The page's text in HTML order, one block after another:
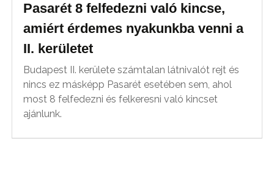
Pasarét 8 felfedezni való kincse,
amiért érdemes nyakunkba venni a
II. kerületet
Budapest II. kerülete számtalan látnivalót rejt és
nincs ez másképp Pasarét esetében sem, ahol
most 8 felfedezni és felkeresni való kincset
ajánlunk.